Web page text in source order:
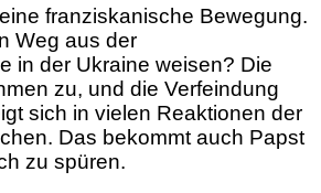
franziskanische Bewegung.
Weg aus der
in der Ukraine weisen? Die
zu, und die Verfeindung
sich in vielen Reaktionen der
Das bekommt auch Papst
zu spüren.